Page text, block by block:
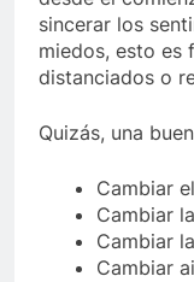
sincerar los
miedos, esto es
distanciados o
Quizás, una
Cambiar
Cambiar
Cambiar
Cambiar